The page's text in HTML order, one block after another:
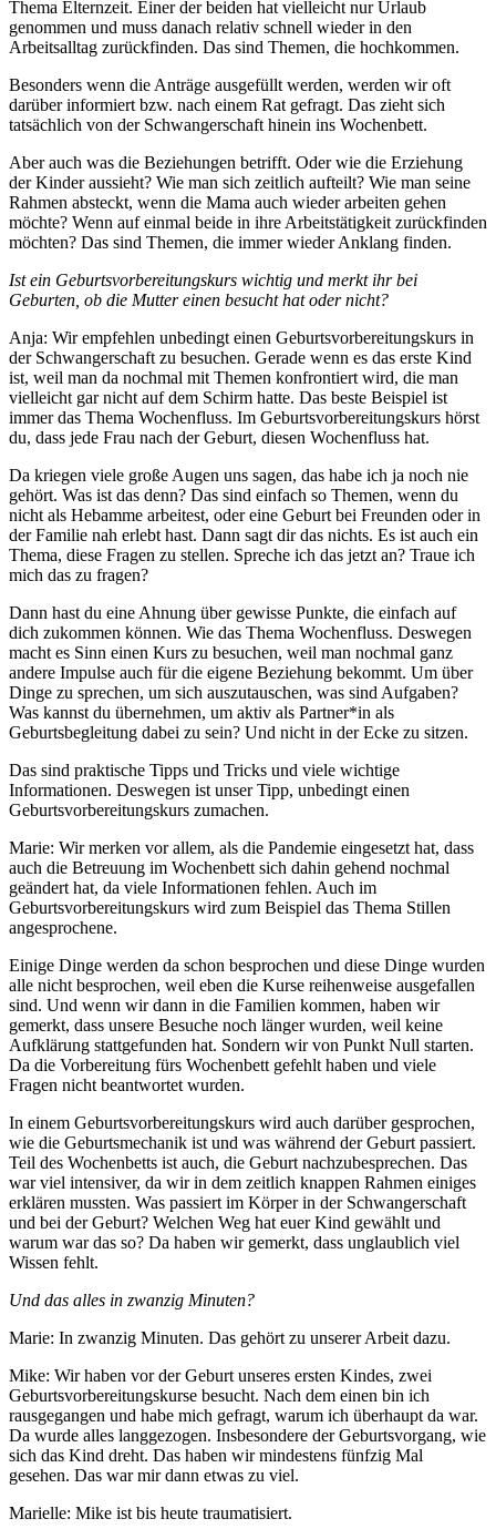
Thema Elternzeit. Einer der beiden hat vielleicht nur Urlaub
genommen und muss danach relativ schnell wieder in den
Arbeitsalltag zurückfinden. Das sind Themen, die hochkommen.
Besonders wenn die Anträge ausgefüllt werden, werden wir oft
darüber informiert bzw. nach einem Rat gefragt. Das zieht sich
tatsächlich von der Schwangerschaft hinein ins Wochenbett.
Aber auch was die Beziehungen betrifft. Oder wie die Erziehung
der Kinder aussieht? Wie man sich zeitlich aufteilt? Wie man seine
Rahmen absteckt, wenn die Mama auch wieder arbeiten gehen
möchte? Wenn auf einmal beide in ihre Arbeitstätigkeit zurückfinden
möchten? Das sind Themen, die immer wieder Anklang finden.
Ist ein Geburtsvorbereitungskurs wichtig und merkt ihr bei
Geburten, ob die Mutter einen besucht hat oder nicht?
Anja: Wir empfehlen unbedingt einen Geburtsvorbereitungskurs in
der Schwangerschaft zu besuchen. Gerade wenn es das erste Kind
ist, weil man da nochmal mit Themen konfrontiert wird, die man
vielleicht gar nicht auf dem Schirm hatte. Das beste Beispiel ist
immer das Thema Wochenfluss. Im Geburtsvorbereitungskurs hörst
du, dass jede Frau nach der Geburt, diesen Wochenfluss hat.
Da kriegen viele große Augen uns sagen, das habe ich ja noch nie
gehört. Was ist das denn? Das sind einfach so Themen, wenn du
nicht als Hebamme arbeitest, oder eine Geburt bei Freunden oder in
der Familie nah erlebt hast. Dann sagt dir das nichts. Es ist auch ein
Thema, diese Fragen zu stellen. Spreche ich das jetzt an? Traue ich
mich das zu fragen?
Dann hast du eine Ahnung über gewisse Punkte, die einfach auf
dich zukommen können. Wie das Thema Wochenfluss. Deswegen
macht es Sinn einen Kurs zu besuchen, weil man nochmal ganz
andere Impulse auch für die eigene Beziehung bekommt. Um über
Dinge zu sprechen, um sich auszutauschen, was sind Aufgaben?
Was kannst du übernehmen, um aktiv als Partner*in als
Geburtsbegleitung dabei zu sein? Und nicht in der Ecke zu sitzen.
Das sind praktische Tipps und Tricks und viele wichtige
Informationen. Deswegen ist unser Tipp, unbedingt einen
Geburtsvorbereitungskurs zumachen.
Marie: Wir merken vor allem, als die Pandemie eingesetzt hat, dass
auch die Betreuung im Wochenbett sich dahin gehend nochmal
geändert hat, da viele Informationen fehlen. Auch im
Geburtsvorbereitungskurs wird zum Beispiel das Thema Stillen
angesprochene.
Einige Dinge werden da schon besprochen und diese Dinge wurden
alle nicht besprochen, weil eben die Kurse reihenweise ausgefallen
sind. Und wenn wir dann in die Familien kommen, haben wir
gemerkt, dass unsere Besuche noch länger wurden, weil keine
Aufklärung stattgefunden hat. Sondern wir von Punkt Null starten.
Da die Vorbereitung fürs Wochenbett gefehlt haben und viele
Fragen nicht beantwortet wurden.
In einem Geburtsvorbereitungskurs wird auch darüber gesprochen,
wie die Geburtsmechanik ist und was während der Geburt passiert.
Teil des Wochenbetts ist auch, die Geburt nachzubesprechen. Das
war viel intensiver, da wir in dem zeitlich knappen Rahmen einiges
erklären mussten. Was passiert im Körper in der Schwangerschaft
und bei der Geburt? Welchen Weg hat euer Kind gewählt und
warum war das so? Da haben wir gemerkt, dass unglaublich viel
Wissen fehlt.
Und das alles in zwanzig Minuten?
Marie: In zwanzig Minuten. Das gehört zu unserer Arbeit dazu.
Mike: Wir haben vor der Geburt unseres ersten Kindes, zwei
Geburtsvorbereitungskurse besucht. Nach dem einen bin ich
rausgegangen und habe mich gefragt, warum ich überhaupt da war.
Da wurde alles langgezogen. Insbesondere der Geburtsvorgang, wie
sich das Kind dreht. Das haben wir mindestens fünfzig Mal
gesehen. Das war mir dann etwas zu viel.
Marielle: Mike ist bis heute traumatisiert.